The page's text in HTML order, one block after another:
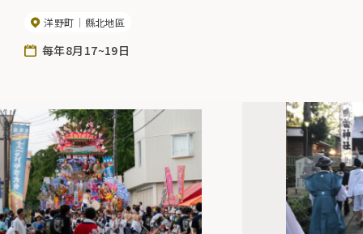
洋野町 縣北地區
每年8月17~19日